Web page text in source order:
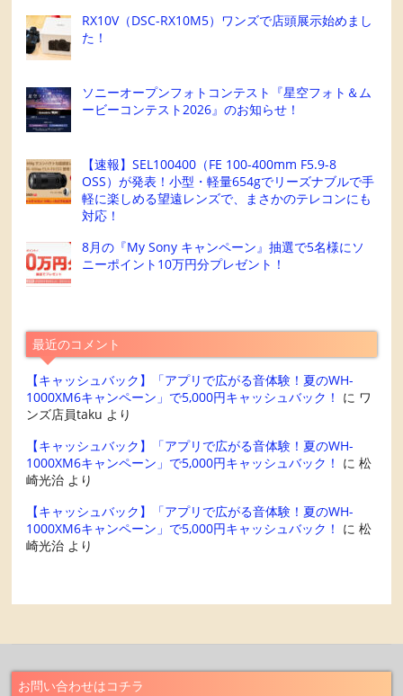
RX10V（DSC-RX10M5）ワンズで店頭展示始めまし
た！
ソニーオープンフォトコンテスト『星空フォト＆ム
ービーコンテスト2026』のお知らせ！
【速報】SEL100400（FE 100-400mm F5.9-8
OSS）が発表！小型・軽量654gでリーズナブルで手
軽に楽しめる望遠レンズで、まさかのテレコンにも
対応！
8月の『My Sony キャンペーン』抽選で5名様にソ
ニーポイント10万円分プレゼント！
最近のコメント
【キャッシュバック】「アプリで広がる音体験！夏のWH-
1000XM6キャンペーン」で5,000円キャッシュバック！ に ワ
ンズ店員taku より
【キャッシュバック】「アプリで広がる音体験！夏のWH-
1000XM6キャンペーン」で5,000円キャッシュバック！ に松
崎光治 より
【キャッシュバック】「アプリで広がる音体験！夏のWH-
1000XM6キャンペーン」で5,000円キャッシュバック！ に松
崎光治 より
お問い合わせはコチラ